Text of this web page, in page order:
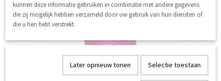
kunnen deze informatie gebruiken in combinatie met andere gegevens
die zij mogelijk hebben verzameld door uw gebruik van hun diensten of
die u hen hebt verstrekt.
Later opnieuw tonen Selectie toestaan